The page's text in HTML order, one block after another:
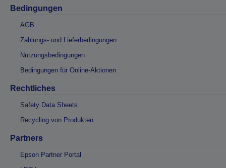
Bedingungen
AGB
Zahlungs- und Lieferbedingungen
Nutzungsbedingungen
Bedingungen für Online-Aktionen
Rechtliches
Safety Data Sheets
Recycling von Produkten
Partners
Epson Partner Portal